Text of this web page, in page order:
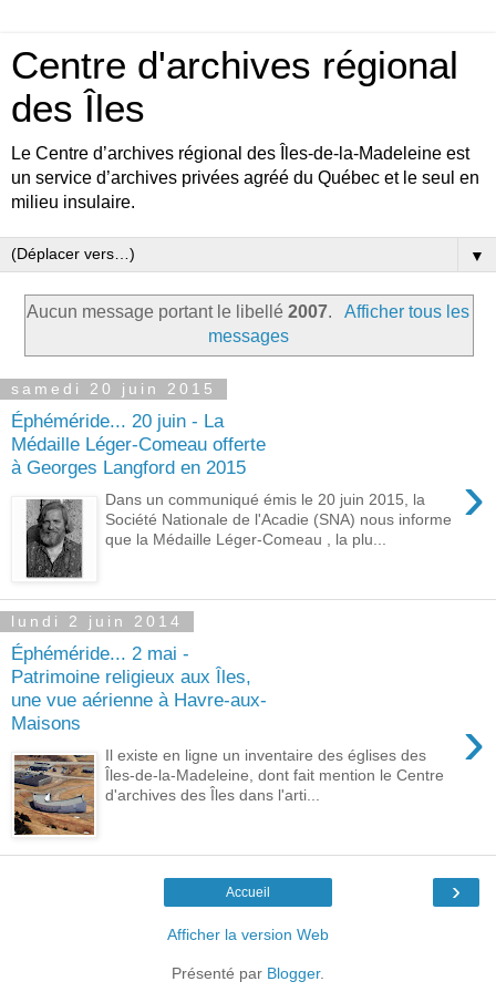
Centre d'archives régional
des Îles
Le Centre d’archives régional des Îles-de-la-Madeleine est
un service d’archives privées agréé du Québec et le seul en
milieu insulaire.
▼
Aucun message portant le libellé2007.
Afficher tous les
messages
samedi 20 juin 2015
Éphéméride... 20 juin - La
Médaille Léger-Comeau offerte
à Georges Langford en 2015
›
Dans un communiqué émis le 20 juin 2015, la
Société Nationale de l'Acadie (SNA) nous informe
que la Médaille Léger-Comeau , la plu...
lundi 2 juin 2014
Éphéméride... 2 mai -
Patrimoine religieux aux Îles,
une vue aérienne à Havre-aux-
Maisons
›
Il existe en ligne un inventaire des églises des
Îles-de-la-Madeleine, dont fait mention le Centre
d'archives des Îles dans l'arti...
›
Accueil
Afficher la version Web
Présenté par Blogger.